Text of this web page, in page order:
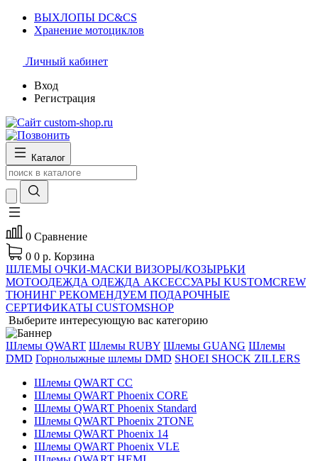
ВЫХЛОПЫ DC&CS
Хранение мотоциклов
Личный кабинет
Вход
Регистрация
Каталог
0 Сравнение
0 0 р. Корзина
ШЛЕМЫ ОЧКИ-МАСКИ ВИЗОРЫ/КОЗЫРЬКИ
МОТООДЕЖДА ОДЕЖДА АКСЕССУАРЫ KUSTOMCREW
ТЮНИНГ РЕКОМЕНДУЕМ ПОДАРОЧНЫЕ
СЕРТИФИКАТЫ CUSTOMSHOP
Выберите интересующую вас категорию
Шлемы QWART Шлемы RUBY Шлемы GUANG Шлемы
DMD Горнолыжные шлемы DMD SHOEI SHOCK ZILLERS
Шлемы QWART CC
Шлемы QWART Phoenix CORE
Шлемы QWART Phoenix Standard
Шлемы QWART Phoenix 2TONE
Шлемы QWART Phoenix 14
Шлемы QWART Phoenix VLE